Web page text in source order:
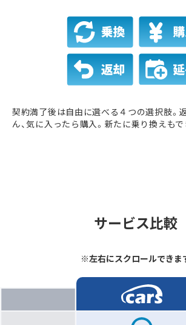
契約満了後は自由に選べる４つの選択肢。
ん、気に入ったら購入。新たに乗り換えもで
サービス比較
※左右にスクロールできま